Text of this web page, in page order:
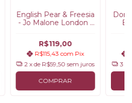
English Pear & Freesia
- Jo Malone London |
R$119,00
R$115,43com Pix
2 x de R$59,50 sem juros
COMPRAR
3